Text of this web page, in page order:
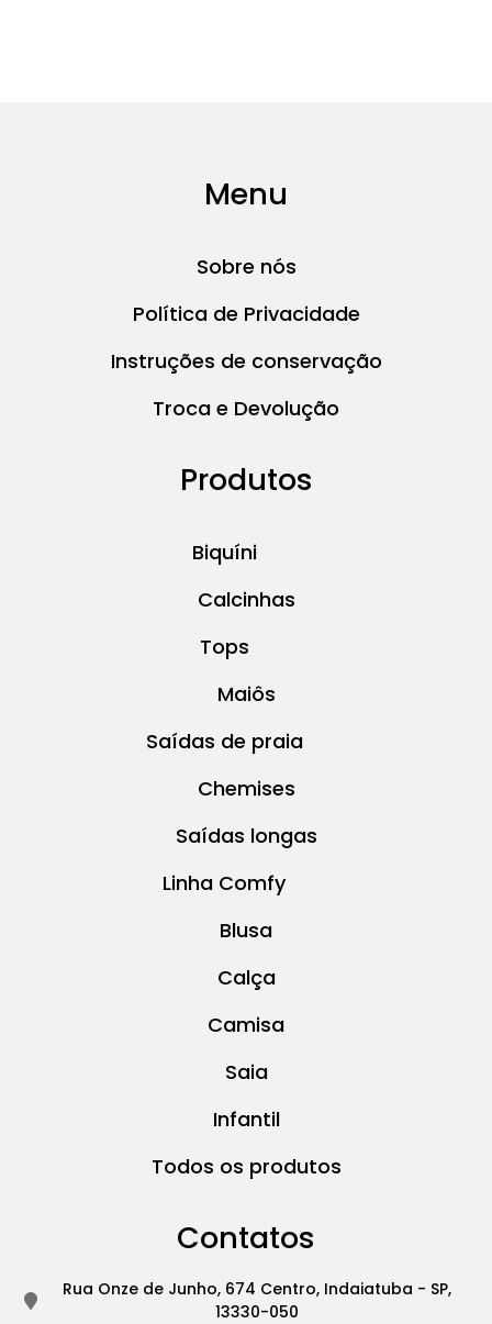
Menu
Sobre nós
Política de Privacidade
Instruções de conservação
Troca e Devolução
Produtos
Biquíni
Calcinhas
Tops
Maiôs
Saídas de praia
Chemises
Saídas longas
Linha Comfy
Blusa
Calça
Camisa
Saia
Infantil
Todos os produtos
Contatos
Rua Onze de Junho, 674 Centro, Indaiatuba - SP,
13330-050